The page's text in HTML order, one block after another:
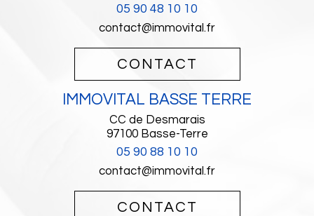
05 90 48 10 10
contact@immovital.fr
CONTACT
IMMOVITAL BASSE TERRE
CC de Desmarais
97100 Basse-Terre
05 90 88 10 10
contact@immovital.fr
CONTACT